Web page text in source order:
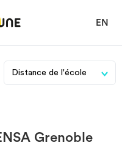
EN
Grenoble